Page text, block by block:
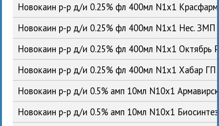
Новокаин р-р д/и 0.25% фл 400мл N1x1
Новокаин р-р д/и 0.25% фл 400мл N1x1 Нес.
Новокаин р-р д/и 0.25% фл 400мл N1x1 Октябрь
Новокаин р-р д/и 0.25% фл 400мл N1x1 Хабар
Новокаин р-р д/и 0.5% амп 10мл N10x1
Новокаин р-р д/и 0.5% амп 10мл N10x1